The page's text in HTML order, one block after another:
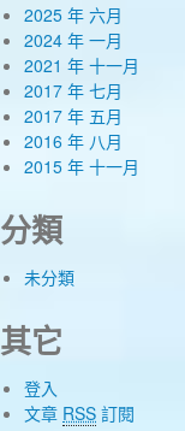
2025 年 六月
2024 年 一月
2021 年 十一月
2017 年 七月
2017 年 五月
2016 年 八月
2015 年 十一月
分類
未分類
其它
登入
文章 RSS 訂閱